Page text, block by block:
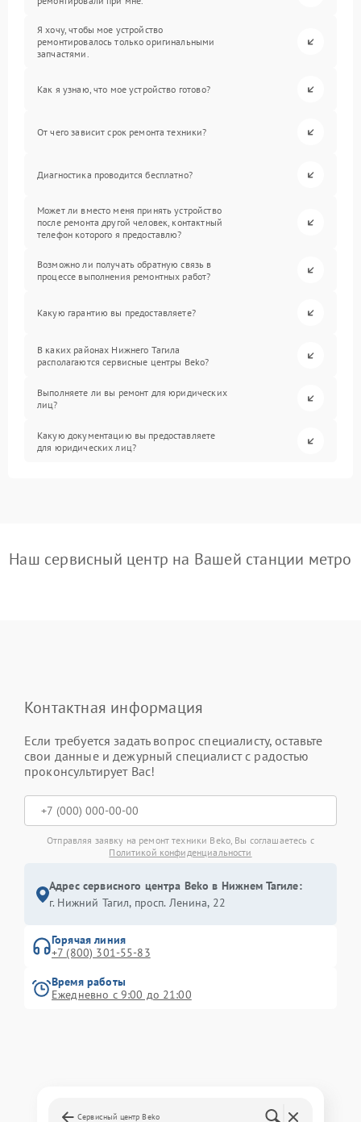
Я хочу, чтобы мое устройство
ремонтировалось только оригинальными
запчастями.
Как я узнаю, что мое устройство готово?
От чего зависит срок ремонта техники?
Диагностика проводится бесплатно?
Может ли вместо меня принять устройство
после ремонта другой человек, контактный
телефон которого я предоставлю?
Возможно ли получать обратную связь в
процессе выполнения ремонтных работ?
Какую гарантию вы предоставляете?
В каких районах Нижнего Тагила
располагаются сервисные центры Beko?
Выполняете ли вы ремонт для юридических
лиц?
Какую документацию вы предоставляете
для юридических лиц?
Наш сервисный центр на Вашей станции метро
Контактная информация
Если требуется задать вопрос специалисту, оставьте
свои данные и дежурный специалист с радостью
проконсультирует Вас!
Отправляя заявку на ремонт техники Beko, Вы соглашаетесь с
Политикой конфиденциальности
Адрес сервисного центра Beko в Нижнем Тагиле:
г. Нижний Тагил, просп. Ленина, 22
Горячая линия
+7 (800) 301-55-83
Время работы
Ежедневно с 9:00 до 21:00
Сервисный центр Beko